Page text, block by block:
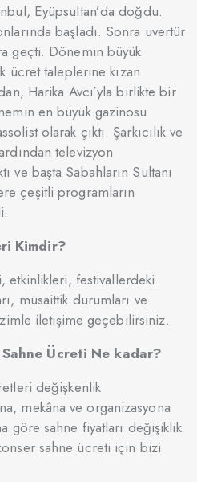
Eyüpsultan’da doğdu.
başladı. Sonra uvertür
geçti. Dönemin büyük
ücret taleplerine kızan
Harika Avcı’yla birlikte bir
en büyük gazinosu
olarak çıktı. Şarkıcılık ve
televizyon
ve başta Sabahların Sultanı
çeşitli programların
Kimdir?
etkinlikleri, festivallerdeki
müsaittik durumları ve
iletişime geçebilirsiniz.
Ücreti Ne kadar?
değişkenlik
mekâna ve organizasyona
göre sahne fiyatları değişiklik
sahne ücreti için bizi